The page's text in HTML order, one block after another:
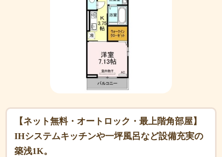
【ネット無料・オートロック・最上階角部屋】
IHシステムキッチンや一坪風呂など設備充実の
築浅1K。